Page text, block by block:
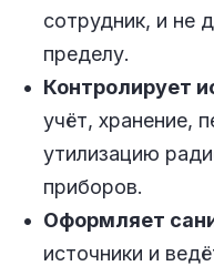
сотрудник, и не
пределу.
Контролирует
учёт, хранение,
утилизацию
приборов.
Оформляет
источники и